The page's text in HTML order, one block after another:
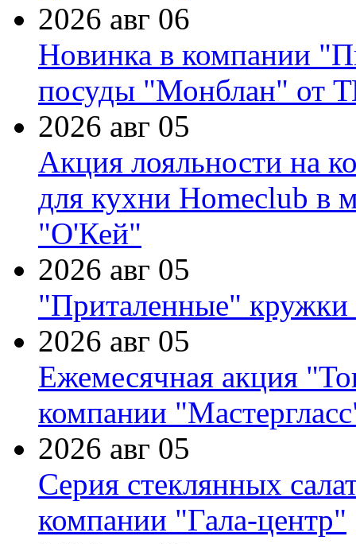
2026 авг 06
Новинка в компании
посуды "Монблан" от
2026 авг 05
Акция лояльности на
для кухни Homeclub в
"О'Кей"
2026 авг 05
"Приталенные" кружки
2026 авг 05
Ежемесячная акция
компании
2026 авг 05
Серия стеклянных
компании "Гала-центр"